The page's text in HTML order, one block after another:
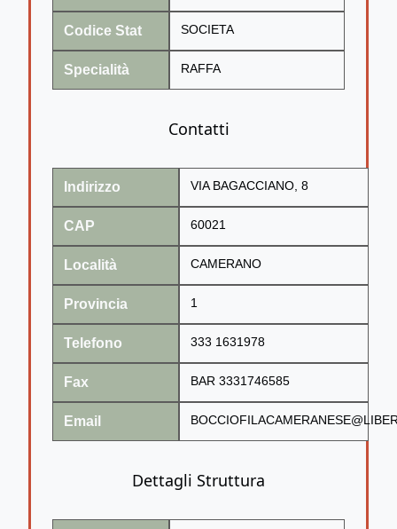
Codice Stat SOCIETA
Specialità RAFFA
Contatti
Indirizzo VIA BAGACCIANO, 8
CAP 60021
Località CAMERANO
Provincia 1
Telefono 333 1631978
Fax BAR 3331746585
Email
Dettagli Struttura